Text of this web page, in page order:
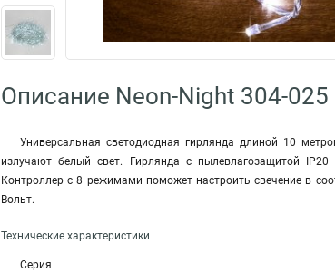
Описание Neon-Night 304-025
Универсальная светодиодная гирлянда длиной 10
излучают белый свет. Гирлянда с пылевлагозащитой
Контроллер с 8 режимами поможет настроить свечение в
Вольт.
Технические характеристики
Серия